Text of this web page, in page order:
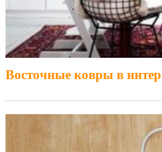
Восточные ковры в